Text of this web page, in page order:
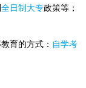
全日制大专政策等；
育的方式： 自学考